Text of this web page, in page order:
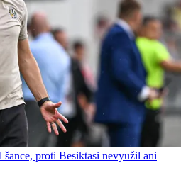
proti Besiktasi nevyužil ani